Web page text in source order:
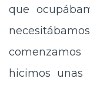
que
hicimos unas